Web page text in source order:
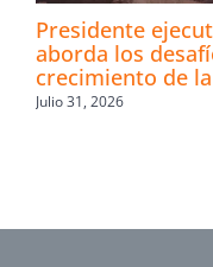
Presidente
aborda los
crecimiento de
Julio 31, 2026